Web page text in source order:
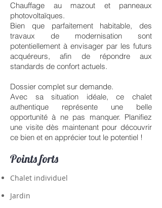
Chauffage au mazout et panneaux
photovoltaïques.
Bien que parfaitement habitable, des
travaux de modernisation sont
potentiellement à envisager par les futurs
acquéreurs, afin de répondre aux
standards de confort actuels.
Dossier complet sur demande.
Avec sa situation idéale, ce chalet
authentique représente une belle
opportunité à ne pas manquer. Planifiez
une visite dès maintenant pour découvrir
ce bien et en apprécier tout le potentiel !
Points forts
Chalet individuel
Jardin